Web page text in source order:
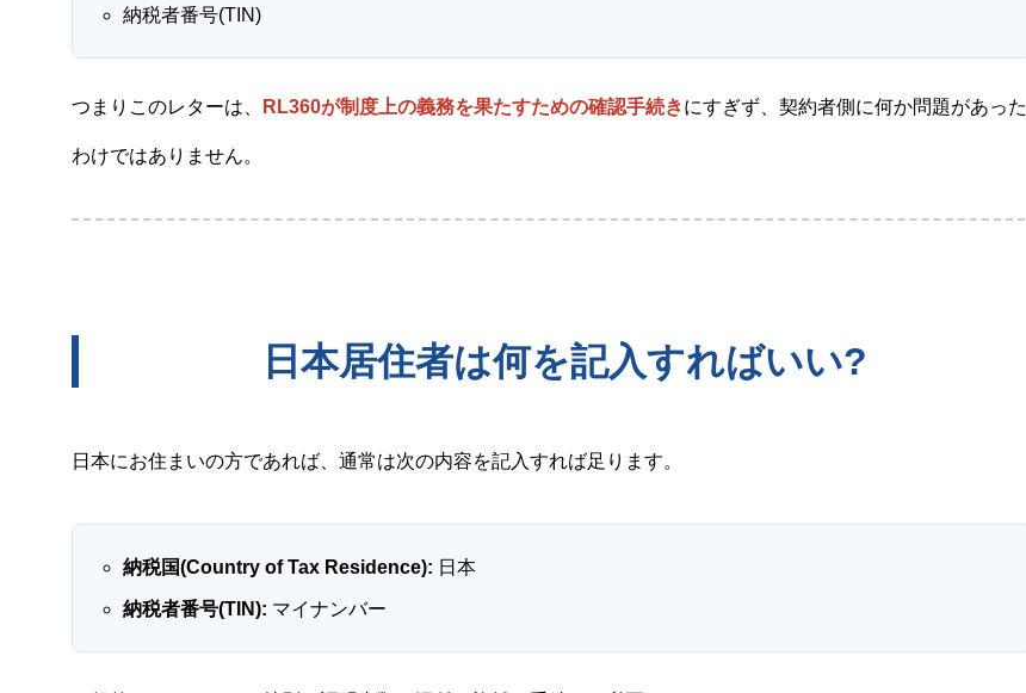
納税者番号(TIN)
つまりこのレターは、 RL360が制度上の義務を果たすための確認手続きにすぎず、契約者側に何か問題があった
わけではありません。
日本居住者は何を記入すればいい?
日本にお住まいの方であれば、通常は次の内容を記入すれば足ります。
納税国(Country of Tax Residence): 日本
納税者番号(TIN): マイナンバー